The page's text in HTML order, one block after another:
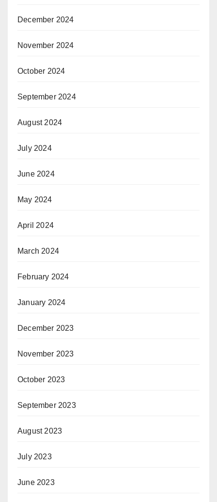
December 2024
November 2024
October 2024
September 2024
August 2024
July 2024
June 2024
May 2024
April 2024
March 2024
February 2024
January 2024
December 2023
November 2023
October 2023
September 2023
August 2023
July 2023
June 2023